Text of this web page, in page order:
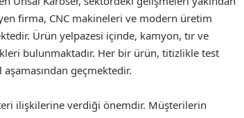
firma, CNC makineleri ve modern üretim
Ürün yelpazesi içinde, kamyon, tır ve
bulunmaktadır. Her bir ürün, titizlikle test
geçmektedir.
ilişkilerine verdiği önemdir. Müşterilerin